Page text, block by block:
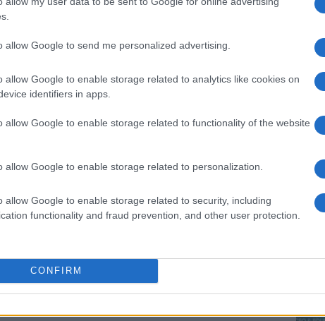
allow Google to send me personalized advertising.
allow Google to enable storage related to analytics like cookies on
identifiers in apps.
allow Google to enable storage related to functionality of the website
allow Google to enable storage related to personalization.
allow Google to enable storage related to security, including
functionality and fraud prevention, and other user protection.
CONFIRM
en el mercado eléctrico se explica,
del gas en los mercados y de los derechos de
en máximos históricos en este año.
El
de